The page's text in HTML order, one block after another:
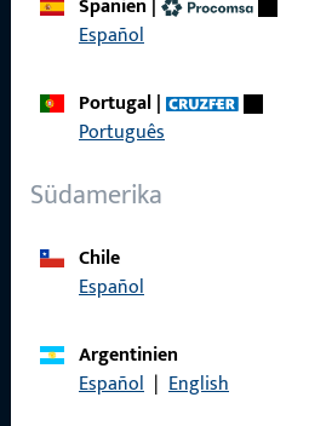
Español
Portugal|
Português
Südamerika
Chile
Español
Argentinien
Español | English
Social Media
info@g-u.ch